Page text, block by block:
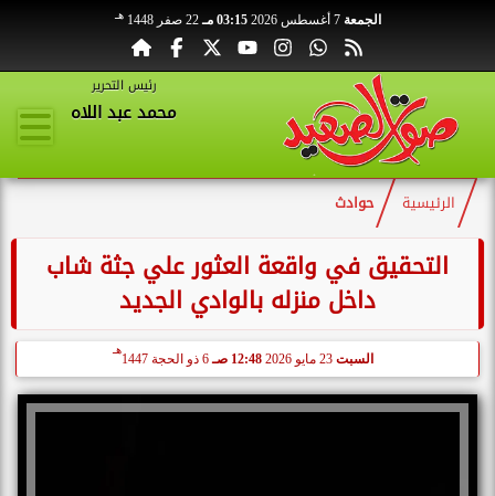
الجمعة 7 أغسطس 2026 03:15 مـ 22 صفر 1448 هـ
رئيس التحرير
محمد عبد اللاه
الرئيسية حوادث
التحقيق في واقعة العثور علي جثة شاب
داخل منزله بالوادي الجديد
السبت 12:48 صـ 6 ذو الحجة 1447
هـ